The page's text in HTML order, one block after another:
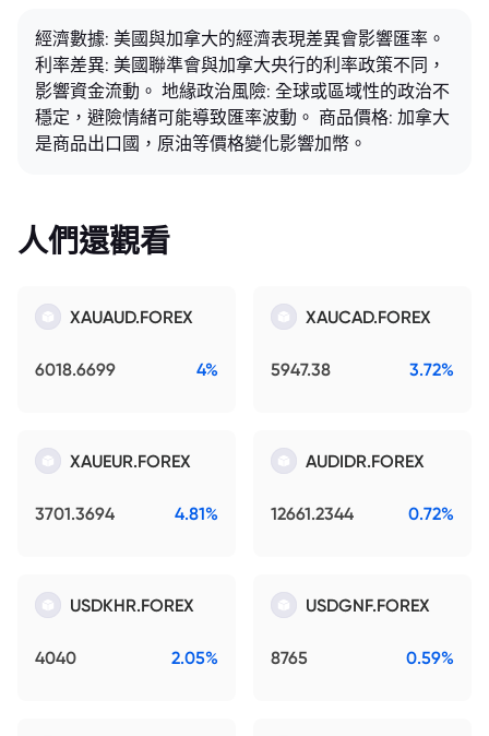
經濟數據: 美國與加拿大的經濟表現差異會影響匯率。
利率差異: 美國聯準會與加拿大央行的利率政策不同，
影響資金流動。 地緣政治風險: 全球或區域性的政治不
穩定，避險情緒可能導致匯率波動。 商品價格: 加拿大
是商品出口國，原油等價格變化影響加幣。
人們還觀看
XAUAUD.FOREX
6018.6699 4%
XAUCAD.FOREX
5947.38 3.72%
XAUEUR.FOREX
3701.3694 4.81%
AUDIDR.FOREX
12661.2344 0.72%
USDKHR.FOREX
4040 2.05%
USDGNF.FOREX
8765 0.59%